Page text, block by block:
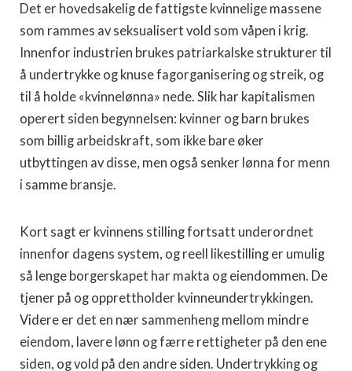
Det er hovedsakelig de fattigste kvinnelige massene
som rammes av seksualisert vold som våpen i krig.
Innenfor industrien brukes patriarkalske strukturer til
å undertrykke og knuse fagorganisering og streik, og
til å holde «kvinnelønna» nede. Slik har kapitalismen
operert siden begynnelsen: kvinner og barn brukes
som billig arbeidskraft, som ikke bare øker
utbyttingen av disse, men også senker lønna for menn
i samme bransje.
Kort sagt er kvinnens stilling fortsatt underordnet
innenfor dagens system, og reell likestilling er umulig
så lenge borgerskapet har makta og eiendommen. De
tjener på og opprettholder kvinneundertrykkingen.
Videre er det en nær sammenheng mellom mindre
eiendom, lavere lønn og færre rettigheter på den ene
siden, og vold på den andre siden. Undertrykking og